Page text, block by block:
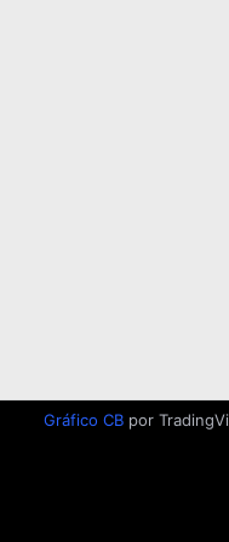
Gráfico CB por